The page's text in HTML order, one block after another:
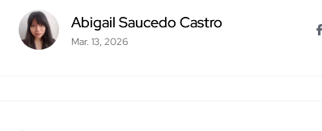
Abigail Saucedo Castro
Mar. 13, 2026